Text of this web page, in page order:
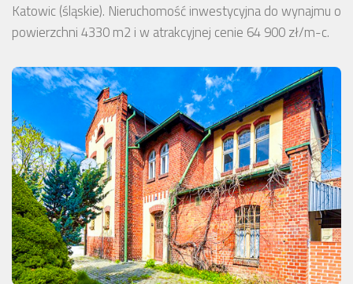
Katowic (śląskie). Nieruchomość inwestycyjna do wynajmu o
powierzchni 4330 m2 i w atrakcyjnej cenie 64 900 zł/m-c.